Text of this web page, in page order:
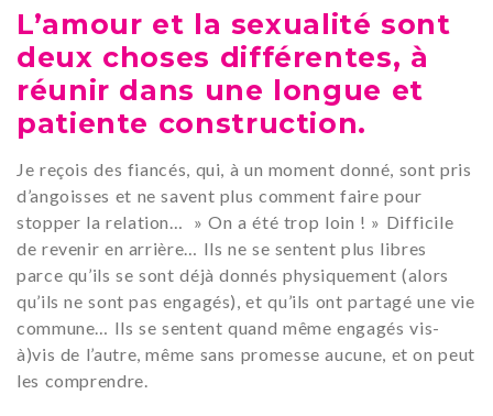
L’amour et la sexualité sont
deux choses différentes, à
réunir dans une longue et
patiente construction.
Je reçois des fiancés, qui, à un moment donné, sont pris
d’angoisses et ne savent plus comment faire pour
stopper la relation… » On a été trop loin ! » Difficile
de revenir en arrière… Ils ne se sentent plus libres
parce qu’ils se sont déjà donnés physiquement (alors
qu’ils ne sont pas engagés), et qu’ils ont partagé une vie
commune… Ils se sentent quand même engagés vis-
à)vis de l’autre, même sans promesse aucune, et on peut
les comprendre.